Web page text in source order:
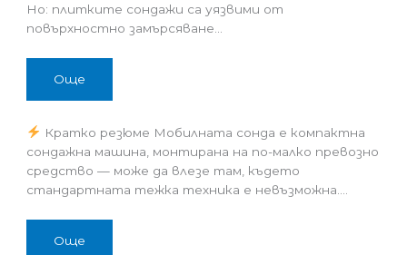
Но: плитките сондажи са уязвими от
повърхностно замърсяване…
Още
Кратко резюме Мобилната сонда е компактна
сондажна машина, монтирана на по-малко превозно
средство — може да влезе там, където
стандартната тежка техника е невъзможна.…
Още